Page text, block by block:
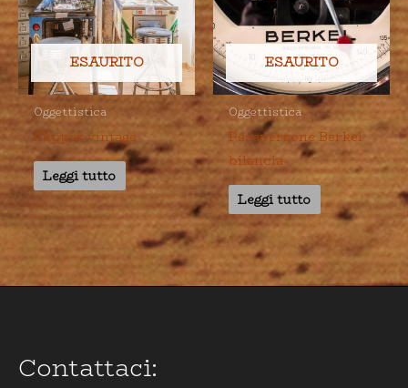
ESAURITO
Oggettistica
Flipper vintage
Leggi tutto
ESAURITO
Oggettistica
Pesapersone Berkel
bilancia
Leggi tutto
Contattaci: